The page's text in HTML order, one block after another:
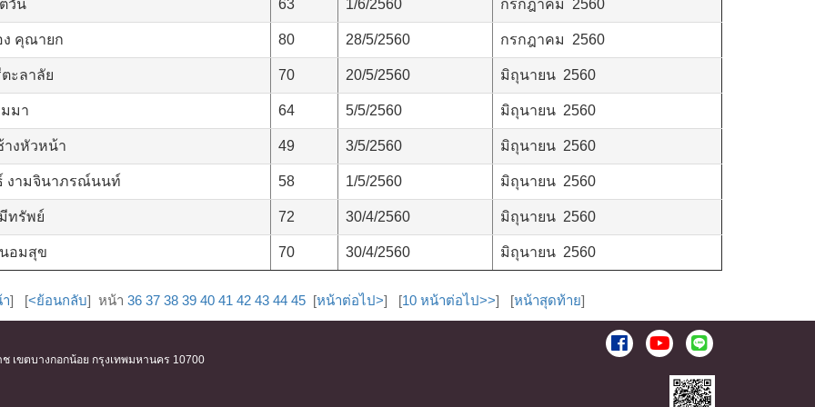
วัน 63 1/6/2560 กรกฎาคม 2560
ง คุณายก 80 28/5/2560 กรกฎาคม 2560
ะลาลัย 70 20/5/2560 มิถุนายน 2560
มมา 64 5/5/2560 มิถุนายน 2560
างหัวหน้า 49 3/5/2560 มิถุนายน 2560
งามจินาภรณ์นนท์ 58 1/5/2560 มิถุนายน 2560
ทรัพย์ 72 30/4/2560 มิถุนายน 2560
อมสุข 70 30/4/2560 มิถุนายน 2560
] [<ย้อนกลับ] หน้า 36 37 38 39 40 41 42 43 44 45[หน้าต่อไป>] [10 หน้าต่อไป>>] [หน้าสุดท้าย]
เขตบางกอกน้อย กรุงเทพมหานคร 10700